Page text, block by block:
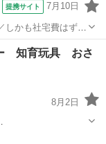
提携サイト 7月10日
しかも社宅費はずっ
業種からの転職活躍
大阪府堺市》 人
ー 知育玩具 おさ
8月2日